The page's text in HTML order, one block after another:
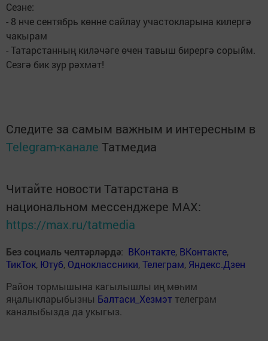
Сезне:
- 8 нче сентябрь көнне сайлау участокларына килергә
чакырам
- Татарстанның киләчәге өчен тавыш бирергә сорыйм.
Сезгә бик зур рәхмәт!
Следите за самым важным и интересным в
Telegram-канале Татмедиа
Читайте новости Татарстана в
национальном мессенджере MАХ:
https://max.ru/tatmedia
Без социаль челтәрләрдә: ВКонтакте, ВКонтакте,
ТикТок, Ютуб, Одноклассники,Телеграм, Яндекс.Дзен
Район тормышына кагылышлы иң мөһим
яңалыкларыбызны Балтаси_Хезмэт телеграм
каналыбызда да укыгыз.